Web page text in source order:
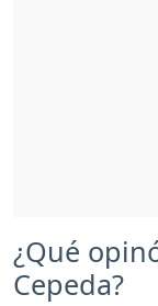
¿Qué
Cepeda?